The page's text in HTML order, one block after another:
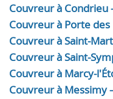
Couvreur à Condrieu
Couvreur à Porte
Couvreur à Saint-
Couvreur à Saint-
Couvreur à Marcy-
Couvreur à Messimy